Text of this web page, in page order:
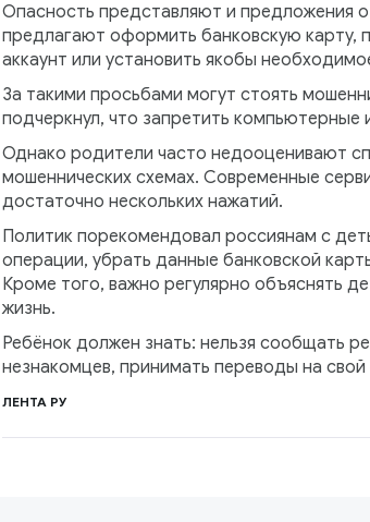
Опасность представляют и предложения
предлагают оформить банковскую карту,
аккаунт или установить якобы
За такими просьбами могут стоять
подчеркнул, что запретить
Однако родители часто недооценивают
мошеннических схемах. Современные
достаточно нескольких нажатий.
Политик порекомендовал россиянам с
операции, убрать данные банковской
Кроме того, важно регулярно объяснять
жизнь.
Ребёнок должен знать: нельзя сообщать
незнакомцев, принимать переводы на
ЛЕНТА РУ